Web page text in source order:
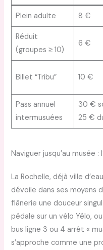
Plein adulte 8 €
Réduit
(groupes ≥ 10)
6 €
Billet “Tribu” 10 €
Pass annuel
intermusuées
30 €
25 €
Naviguer jusqu’au musée
La Rochelle, déjà ville
dévoile dans ses moyens
flânerie une douceur
pédale sur un vélo Yélo,
bus ligne 3 ou 4 arrêt «
s’approche comme une